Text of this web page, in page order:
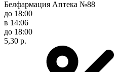
Белфармация Аптека №88
до 18:00
в 14:06
до 18:00
5,30 р.